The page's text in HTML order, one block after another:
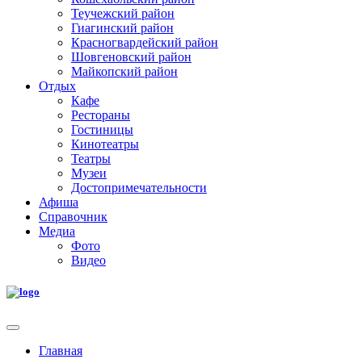
Теучежский район
Гиагинский район
Красногвардейский район
Шовгеновский район
Майкопский район
Отдых
Кафе
Рестораны
Гостиницы
Кинотеатры
Театры
Музеи
Достопримечательности
Афиша
Справочник
Медиа
Фото
Видео
Главная